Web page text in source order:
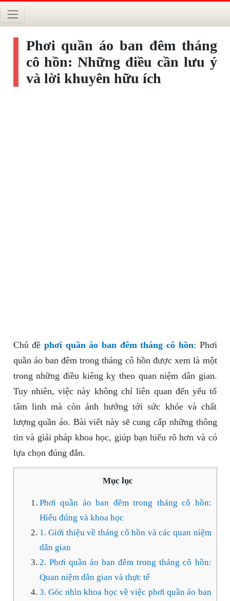
Phơi quần áo ban đêm tháng
cô hồn: Những điều cần lưu ý
và lời khuyên hữu ích
Chủ đề phơi quần áo ban đêm tháng cô hồn: Phơi
quần áo ban đêm trong tháng cô hồn được xem là một
trong những điều kiêng kỵ theo quan niệm dân gian.
Tuy nhiên, việc này không chỉ liên quan đến yếu tố
tâm linh mà còn ảnh hưởng tới sức khỏe và chất
lượng quần áo. Bài viết này sẽ cung cấp những thông
tin và giải pháp khoa học, giúp bạn hiểu rõ hơn và có
lựa chọn đúng đắn.
Mục lục
Phơi quần áo ban đêm trong tháng cô hồn:
Hiểu đúng và khoa học
1. Giới thiệu về tháng cô hồn và các quan niệm
dân gian
2. Phơi quần áo ban đêm trong tháng cô hồn:
Quan niệm dân gian và thực tế
3. Góc nhìn khoa học về việc phơi quần áo ban